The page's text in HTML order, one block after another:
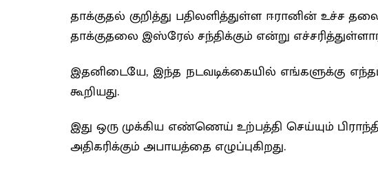
தாக்குதல் குறித்து பதிலளித்துள்ள ஈரானின் உச்ச
தாக்குதலை இஸ்ரேல் சந்திக்கும் என்று
இதனிடையே, இந்த நடவடிக்கையில் எங்களுக்கு
கூறியது.
இது ஒரு முக்கிய எண்ணெய் உற்பத்தி செய்யும்
அதிகரிக்கும் அபாயத்தை எழுப்புகிறது.